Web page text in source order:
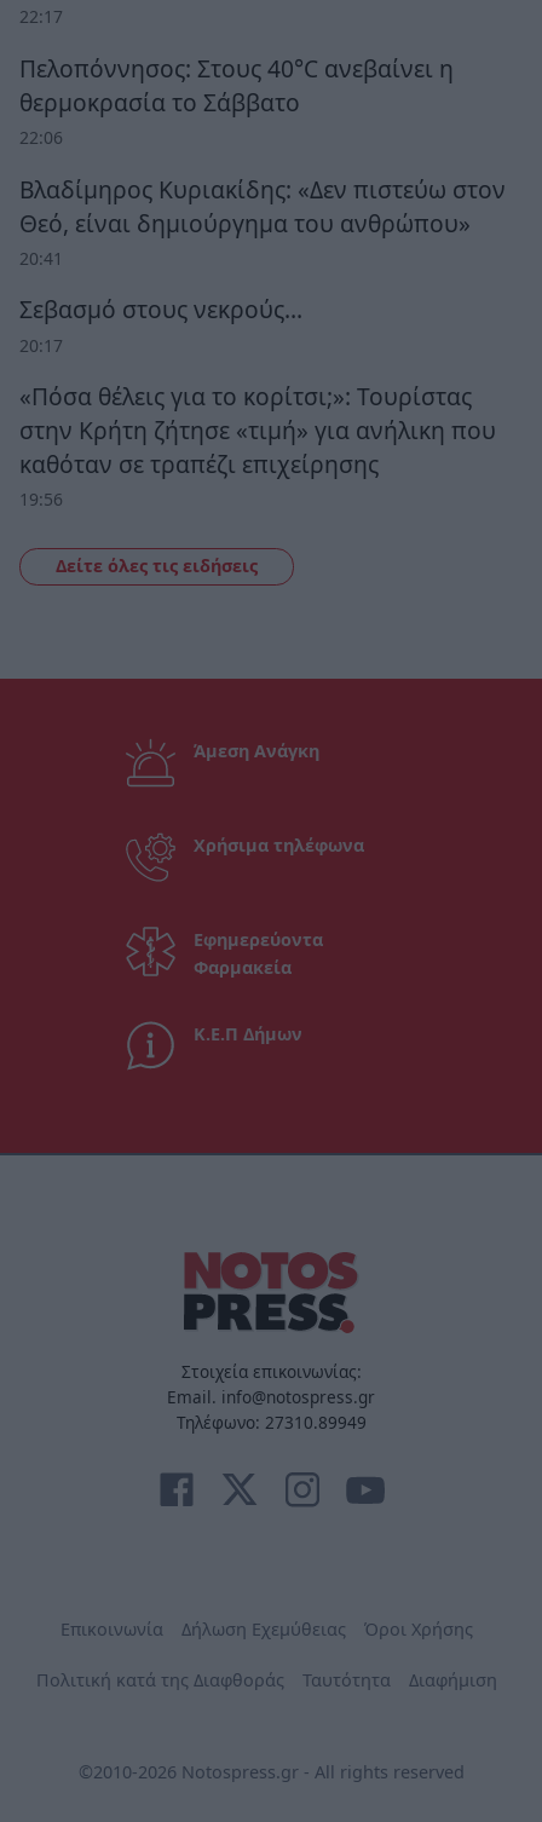
22:17
Πελοπόννησος: Στους 40°C ανεβαίνει η
θερμοκρασία το Σάββατο
22:06
Βλαδίμηρος Κυριακίδης: «Δεν πιστεύω στον
Θεό, είναι δημιούργημα του ανθρώπου»
20:41
Σεβασμό στους νεκρούς…
20:17
«Πόσα θέλεις για το κορίτσι;»: Τουρίστας
στην Κρήτη ζήτησε «τιμή» για ανήλικη που
καθόταν σε τραπέζι επιχείρησης
19:56
Δείτε όλες τις ειδήσεις
Άμεση Ανάγκη
Χρήσιμα τηλέφωνα
Εφημερεύοντα
Φαρμακεία
Κ.Ε.Π Δήμων
Στοιχεία επικοινωνίας:
Email. info@notospress.gr
Τηλέφωνο: 27310.89949
Επικοινωνία Δήλωση Εχεμύθειας Όροι Χρήσης
Πολιτική κατά της Διαφθοράς Ταυτότητα Διαφήμιση
©2010-2026 Notospress.gr - All rights reserved